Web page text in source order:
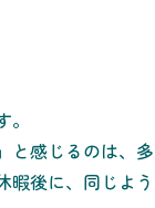
感じるのは、
後に、同じよ